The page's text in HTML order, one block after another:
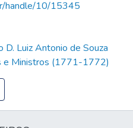
handle/10/15345
Luiz Antonio de Souza
e Ministros (1771-1772)